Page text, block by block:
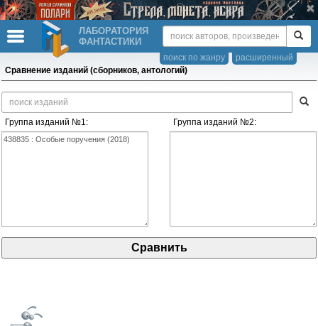
ЛАБОРАТОРИЯ
ФАНТАСТИКИ
расширенный
поиск по жанру
Сравнение изданий (сборников, антологий)
Группа изданий №1: Группа изданий №2: